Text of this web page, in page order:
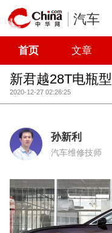
汽车
首页 文章
新君越28T电瓶
2020-12-27 02:26:25
孙新利
汽车维修技师